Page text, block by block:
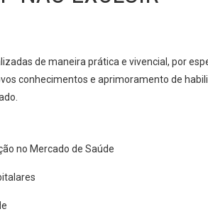
de maneira prática e vivencial, por
conhecimentos e aprimoramento de
no Mercado de Saúde